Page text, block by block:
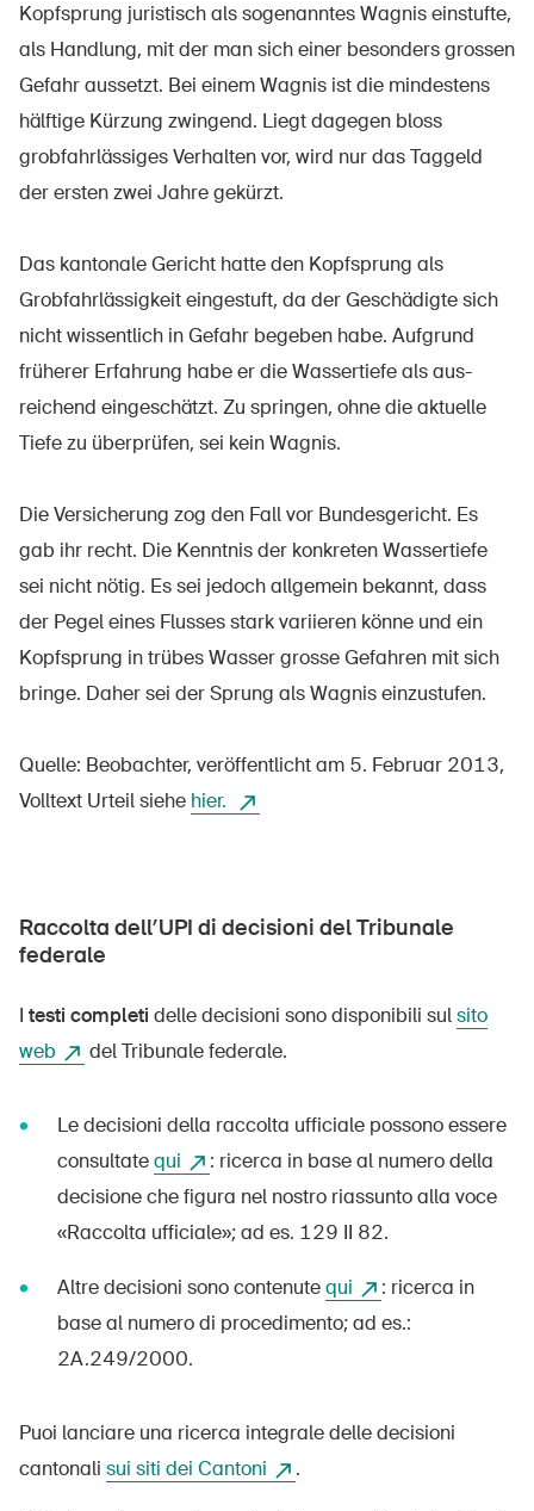
Posti vacanti
Ordinare & scaricare materiali
Corsi ed eventi
Approfondimenti giuridici
Delegate e delegati alla sicurezza e Comuni
Contatto e consulenza
Kopfsprung juristisch als sogenanntes Wagnis einstufte,
als Hand­lung, mit der man sich einer besonders grossen
Gefahr aussetzt. Bei einem Wagnis ist die mindestens
hälftige Kürzung zwingend. Liegt dagegen bloss
grobfahrlässiges Verhalten vor, wird nur das Tag­geld
der ersten zwei Jahre gekürzt.
Das kantonale Gericht hatte den Kopfsprung als
Grobfahrlässigkeit eingestuft, da der Geschädigte sich
nicht wissentlich in Gefahr begeben habe. Aufgrund
früherer Erfahrung habe er die Wassertiefe als aus­
reichend eingeschätzt. Zu springen, ohne die aktuelle
Tiefe zu überprüfen, sei kein Wagnis.
Die Versicherung zog den Fall vor Bundesgericht. Es
gab ihr recht. Die Kenntnis der konkreten Wassertiefe
sei nicht nötig. Es sei jedoch allgemein bekannt, dass
der Pegel eines Flusses stark variieren könne und ein
Kopfsprung in trübes Wasser grosse Gefahren mit sich
bringe. Daher sei der Sprung als Wagnis einzustufen.
Quelle: Beobachter, veröffentlicht am 5. Februar 2013,
Volltext Urteil siehe hier.
Raccolta dell’UPI di decisioni del Tribunale
federale
I testi completi delle decisioni sono disponibili sulsito
web
del Tribunale federale.
Le decisioni della raccolta ufficiale possono essere
consultatequi
: ricerca in base al numero della
decisione che figura nel nostro riassunto alla voce
«Raccolta ufficiale»; ad es. 129 II 82.
Altre decisioni sono contenutequi
: ricerca in
base al numero di procedimento; ad es.:
2A.249/2000.
Puoi lanciare una ricerca integrale delle decisioni
cantonali sui siti dei Cantoni .